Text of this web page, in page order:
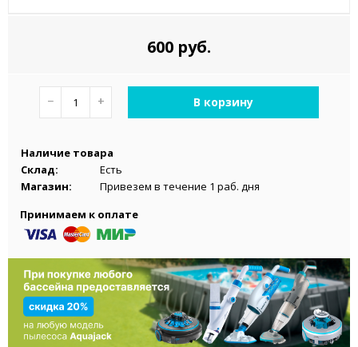
600 руб.
− + В корзину
Наличие товара
Склад:
Есть
Магазин:
Привезем в течение 1 раб. дня
Принимаем к оплате